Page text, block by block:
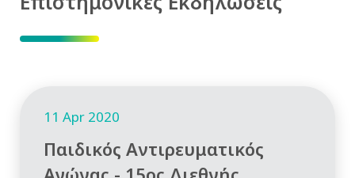
11 Apr 2020
Παιδικός Αντιρευματικός